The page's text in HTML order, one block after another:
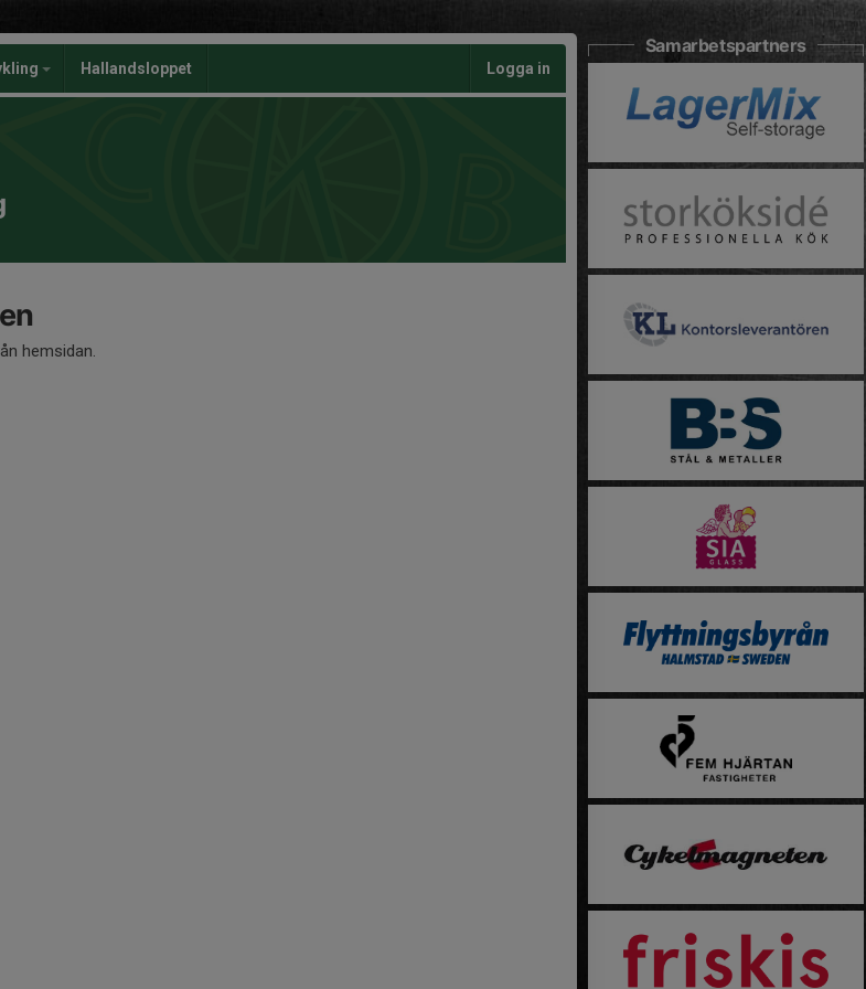
Hallandsloppet Logga in
hemsidan.
Samarbetspartners